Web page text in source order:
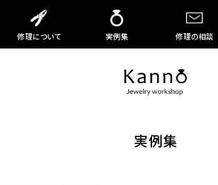
修理について 実例集 修理の相談
実例集